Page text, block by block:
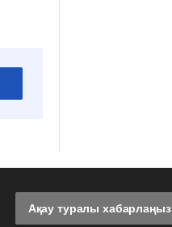
Ақау туралы хабарлаңыз